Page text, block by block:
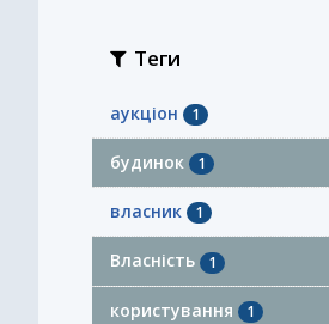
Теги
аукціон 1
будинок 1
власник 1
Власність 1
користування 1